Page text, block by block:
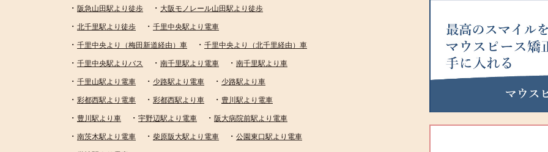
・ 阪急山田駅より徒歩 ・ 大阪モノレール山田駅より徒歩
・ 北千里駅より徒歩 ・ 千里中央駅より電車
・ 千里中央より（梅田新道経由）車 ・ 千里中央より（北千里経由）車
・ 千里中央駅よりバス ・ 南千里駅より電車 ・ 南千里駅より車
・ 千里山駅より電車 ・ 少路駅より電車 ・ 少路駅より車
・ 彩都西駅より電車 ・ 彩都西駅より車 ・ 豊川駅より電車
・ 豊川駅より車 ・ 宇野辺駅より電車 ・ 阪大病院前駅より電車
・ 南茨木駅より電車 ・ 柴原阪大駅より電車 ・ 公園東口駅より電車